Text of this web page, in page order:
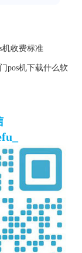
机收费标准
pos机下载什么软